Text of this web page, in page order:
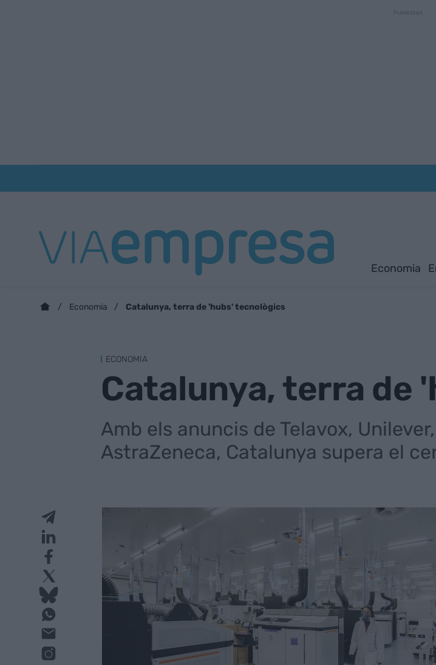
Economia
Economia Catalunya, terra de 'hubs' tecnològics
ECONOMIA
Catalunya, terra de
Amb els anuncis de Telavox,
AstraZeneca, Catalunya supera el